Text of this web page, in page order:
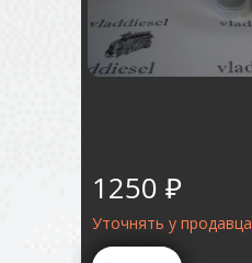
1250 ₽
Уточнять у продавца